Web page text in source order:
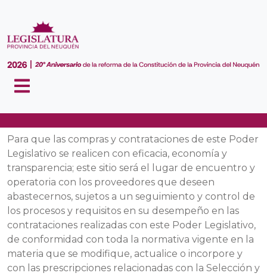
Para que las compras y contrataciones de este Poder
Legislativo se realicen con eficacia, economía y
transparencia; este sitio será el lugar de encuentro y
operatoria con los proveedores que deseen
abastecernos, sujetos a un seguimiento y control de
los procesos y requisitos en su desempeño en las
contrataciones realizadas con este Poder Legislativo,
de conformidad con toda la normativa vigente en la
materia que se modifique, actualice o incorpore y
con las prescripciones relacionadas con la Selección y